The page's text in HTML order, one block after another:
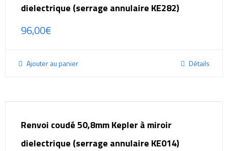
dielectrique (serrage annulaire KE282)
96,00€
Ajouter au panier Détails
Renvoi coudé 50,8mm Kepler à miroir
dielectrique (serrage annulaire KE014)